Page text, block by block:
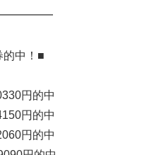
的中！■
円的中
円的中
円的中